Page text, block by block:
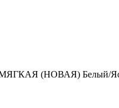
МЯГКАЯ (НОВАЯ) Белый/